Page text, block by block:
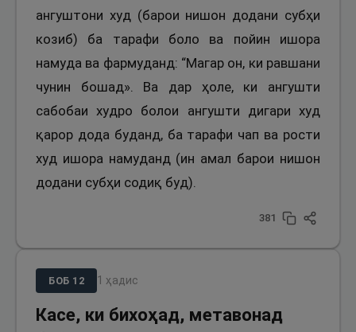
ангуштони худ (барои нишон додани субҳи
козиб) ба тарафи боло ва пойин ишора
намуда ва фармуданд: “Магар он, ки равшани
чунин бошад». Ва дар ҳоле, ки ангушти
сабобаи худро болои ангушти дигари худ
қарор дода буданд, ба тарафи чап ва рости
худ ишора намуданд (ин амал барои нишон
додани субҳи содиқ буд).
381
БОБ 12 1 ҳадис
Касе, ки бихоҳад, метавонад